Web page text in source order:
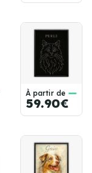
À partir de
59.90€